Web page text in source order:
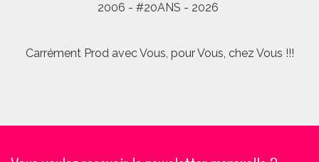
2006 - #20ANS - 2026
Carrément Prod avec Vous, pour Vous, chez Vous !!!